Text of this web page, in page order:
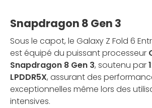
Snapdragon 8 Gen 3
Sous le capot, le Galaxy Z Fold 6
est équipé du puissant processeur
Snapdragon 8 Gen 3, soutenu par
LPDDR5X, assurant des
exceptionnelles même lors des
intensives.